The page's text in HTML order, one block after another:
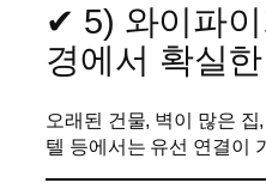
✔ 5) 와이파
경에서 확실
오래된 건물, 벽이 많은
텔 등에서는 유선 연결이